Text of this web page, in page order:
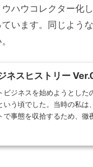
ハウコレクター化
います。同じよう
ネスヒストリー
ビジネスを始めようとし
いう頃でした。当時の私
で事態を収拾するため、徹